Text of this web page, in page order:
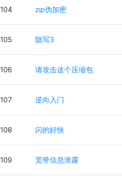
104 zip伪加密
105 隐写3
106 请攻击这个压缩包
107 逆向入门
108 闪的好快
109 宽带信息泄露